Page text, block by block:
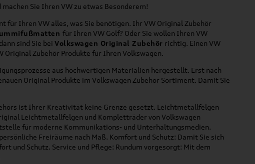
Sie Ihren VW zu etwas Besonderem!
für Ihren VW alles, was Sie benötigen. Ihr VW Original Zubehör
für Ihren VW Golf? Oder Sie wollen Ihren VW
sind Sie bei Volkswagen Original Zubehör richtig. Einen VW
Original Zubehör Produkte für Ihren Volkswagen.
aus hochwertigen Materialien hergestellt. Erst nach
Original Produkte im Volkswagen Zubehör Sortiment. Damit Sie
ist Ihrer Kreativität keine Grenze gesetzt. Leichtmetallfelgen
Leichtmetallfelgen und Kompletträder von Volkswagen
für moderne Kommunikations- und Unterhaltungsmedien.
Freiräume nach Maß. Komfort und Schutz: Damit Sie sich
und Schutz. Service und Pflege: Rundum vorgesorgt: Mit dem